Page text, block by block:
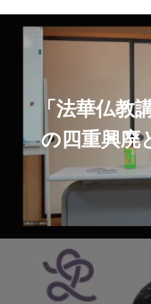
「法華仏
の四重興廃